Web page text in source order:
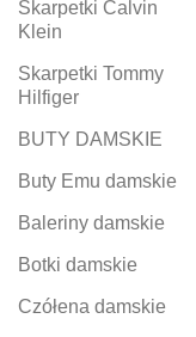
Skarpetki Calvin
Klein
Skarpetki Tommy
Hilfiger
BUTY DAMSKIE
Buty Emu damskie
Baleriny damskie
Botki damskie
Czółena damskie